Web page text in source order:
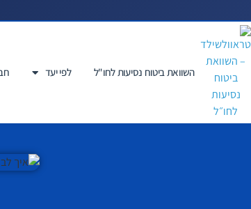
השוואת ביטוח נסיעות לחו"ל לפי יעד
איך לבדוק אם יש